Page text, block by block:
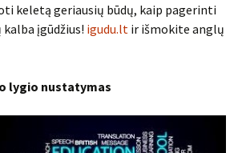
keletą geriausių būdų, kaip pagerinti
įgūdžius! igudu.lt ir išmokite anglų
lygio nustatymas